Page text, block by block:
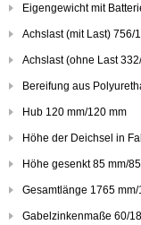
Eigengewicht mit
Achslast (mit Last) 756/
Achslast (ohne Last
Bereifung aus
Hub 120 mm/120 mm
Höhe der Deichsel in
Höhe gesenkt 85 mm/
Gesamtlänge 1765
Gabelzinkenmaße 60/